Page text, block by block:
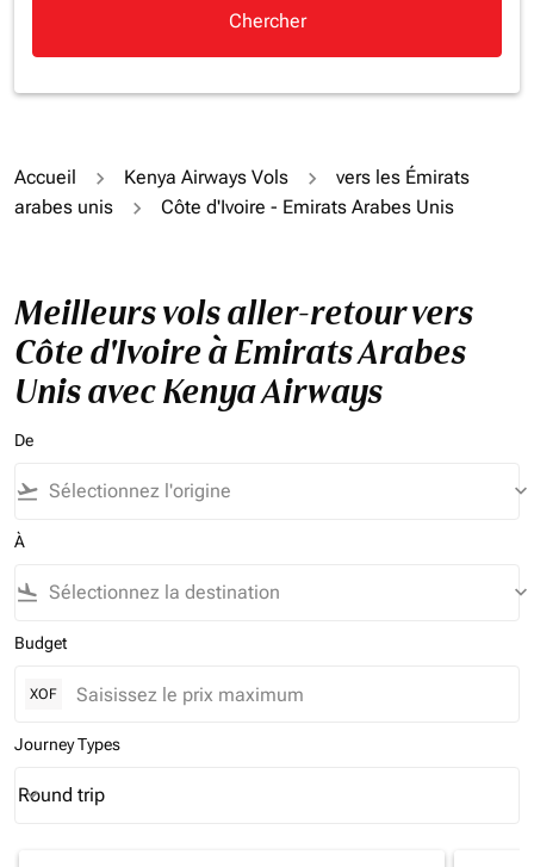
Chercher
Accueil Kenya Airways Vols
vers les Émirats
arabes unis
Côte d'Ivoire - Emirats Arabes Unis
Meilleurs vols aller-retour vers
Côte d'Ivoire à Emirats Arabes
Unis avec Kenya Airways
De
flight_takeoff keyboard_arrow_down
À
flight_land keyboard_arrow_down
Budget
XOF
Journey Types
Journey Types option Round trip Selected
Round trip
keyboard_arrow_down